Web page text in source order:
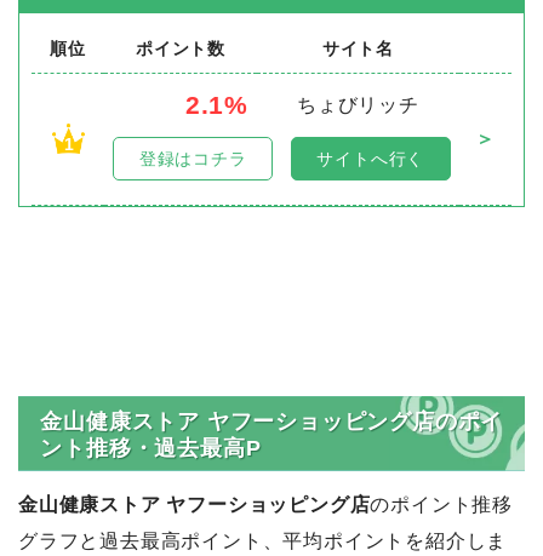
順位 ポイント数 サイト名
1
2.1%
ちょびリッチ
＞
登録はコチラ サイトへ行く
金山健康ストア ヤフーショッピング店のポイ
ント推移・過去最高P
金山健康ストア ヤフーショッピング店のポイント推移
グラフと過去最高ポイント、平均ポイントを紹介しま